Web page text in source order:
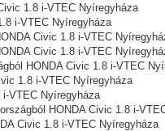
1.8 i-VTEC Nyíregyháza
i-VTEC Nyíregyháza
Civic 1.8 i-VTEC
Civic 1.8 i-VTEC
HONDA Civic 1.8 i-VTEC
1.8 i-VTEC Nyíregyháza
VTEC Nyíregyháza
HONDA Civic 1.8 i-
Civic 1.8 i-VTEC Nyíregyháza